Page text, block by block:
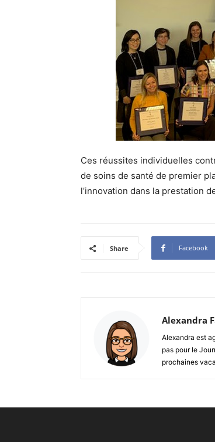
Ces réussites individuelles
de soins de santé de premier
l’innovation dans la prestation
Share Facebook
Alexandra
Alexandra est
pas pour le
prochaines